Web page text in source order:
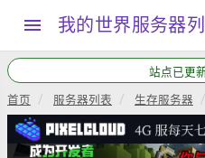
menu 我的世界服务器
站点已更
首页 服务器列表 生存服务器